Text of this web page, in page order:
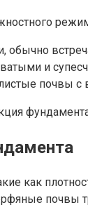
обычно
и
почвы с
как